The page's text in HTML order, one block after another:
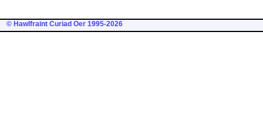
© Hawlfraint Curiad Oer 1995-2026